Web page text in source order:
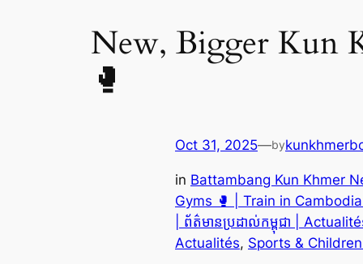
New, Bigger Kun
🥊
Oct 31, 2025—by
in Battambang Kun Khmer
Gyms 🥊 | Train in Cambodia
| ព័ត៌មានប្រដាល់កម្ពុជា |
Actualités, Sports &